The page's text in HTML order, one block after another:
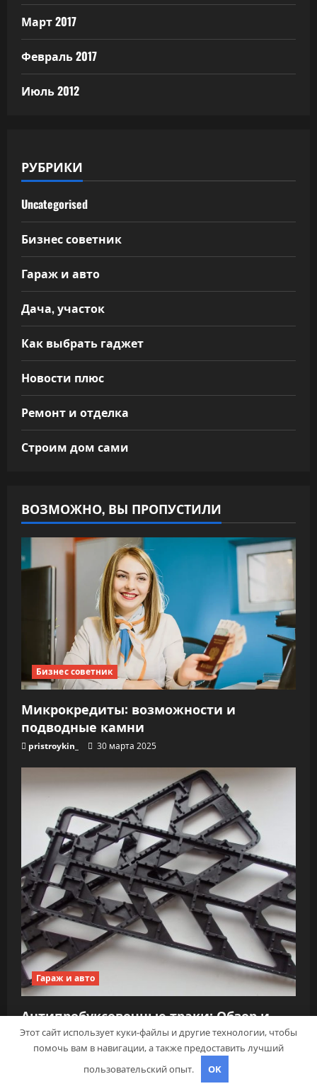
Март 2017
Февраль 2017
Июль 2012
РУБРИКИ
Uncategorised
Бизнес советник
Гараж и авто
Дача, участок
Как выбрать гаджет
Новости плюс
Ремонт и отделка
Строим дом сами
ВОЗМОЖНО, ВЫ ПРОПУСТИЛИ
Бизнес советник
Микрокредиты: возможности и
подводные камни
pristroykin_ 30 марта 2025
Гараж и авто
Антипробуксовочные траки: Обзор и
Преимущества
pristroykin_ 6 октября 2024
Этот сайт использует куки-файлы и другие технологии, чтобы
помочь вам в навигации, а также предоставить лучший
пользовательский опыт.
OK